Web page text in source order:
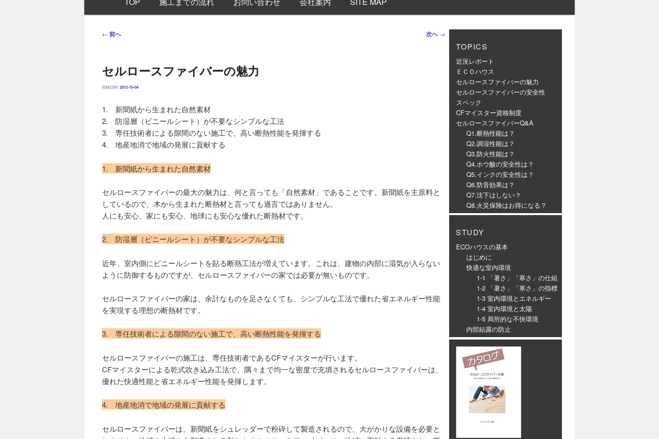
ン
投
ビ
ゲ
ー
ョ
ン
← 前へ 次へ→
セルロースファイバーの魅力
投稿日時:2012-10-04
1. 新聞紙から生まれた自然素材
2. 防湿層（ビニールシート）が不要なシンプルな工法
3. 専任技術者による隙間のない施工で、高い断熱性能を発揮する
4. 地産地消で地域の発展に貢献する
1. 新聞紙から生まれた自然素材
セルロースファイバーの最大の魅力は、何と言っても「自然素材」であることです。新聞紙を主原料と
しているので、木から生まれた断熱材と言っても過言ではありません。
人にも安心、家にも安心、地球にも安心な優れた断熱材です。
2. 防湿層（ビニールシート）が不要なシンプルな工法
近年、室内側にビニールシートを貼る断熱工法が増えています。これは、建物の内部に湿気が入らない
ように防御するものですが、セルロースファイバーの家では必要が無いものです。
セルロースファイバーの家は、余計なものを足さなくても、シンプルな工法で優れた省エネルギー性能
を実現する理想の断熱材です。
3. 専任技術者による隙間のない施工で、高い断熱性能を発揮する
セルロースファイバーの施工は、専任技術者であるCFマイスターが行います。
CFマイスターによる乾式吹き込み工法で、隅々まで均一な密度で充填されるセルロースファイバーは、
優れた快適性能と省エネルギー性能を発揮します。
4. 地産地消で地域の発展に貢献する
セルロースファイバーは、新聞紙をシュレッダーで粉砕して製造されるので、大がかりな設備を必要と
TOPICS
近況レポート
ＥＣＯハウス
セルロースファイバーの魅力
セルロースファイバーの安全性
スペック
CFマイスター資格制度
セルロースファイバーQ&A
Q1.断熱性能は？
Q2.調湿性能は？
Q3.防火性能は？
Q4.ホウ酸の安全性は？
Q5.インクの安全性は？
Q6.防音効果は？
Q7.沈下はしない？
Q8.火災保険はお得になる？
STUDY
ECOハウスの基本
はじめに
快適な室内環境
1-1 「暑さ」「寒さ」の仕組
1-2 「暑さ」「寒さ」の指標
1-3 室内環境とエネルギー
1-4 室内環境と太陽
1-5 局所的な不快環境
内部結露の防止